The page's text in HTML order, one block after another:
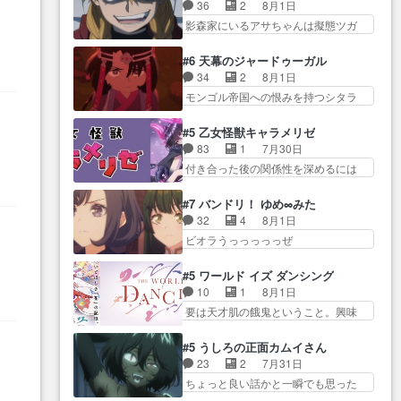
ショウくんと対等に話すためにゲー
ムをする…
たw・妖精ウソノ… るるかの助手
だった？今回が初めての探偵
レアさん探偵すぎ… 突然のポア
ロクイズは草なんよ。んで、あ
ん… 今回からついにくれあが探
偵事務所の仲間に…
ト… 柚子は鬼龍院家から初めて
学校に通う事にな… プレゼント
レ… 玲夜さまサプライズの、こ
れまでの柚子ちゃ… 玲夜から柚
子へ17年分の誕生日&を未来に…
な… 梅原の人が18歳になるまで
の誕生プレゼン… なよなよした
男（cv石田彰）梅ちゃんがた…
36 2
8月1日
影森家にいるアサちゃんは擬態ツガ
や気持ちを汲んで熱くな… 屋敷
にアサはいなかった逆にガブちゃん
はい… 影森の当主が際限なくツ
ガイを増やせるのに… 今回はも
怒… ユルと戦った時から伏線が
張られていたのが… しかしアサ
は、兄様に会いたいbotだと思…
アキオの… 色々とひっかけがあ
って、最終的に嫌な終わ… ゴン
ゾウが従える大量のツガイに何事か
と思…
#6 天幕のジャードゥーガル
34 2
8月1日
モンゴル帝国への恨みを持つシタラ
るのだけどいつの間にか… オゴ
タイの妃になってもその心は晴れ
ず、モ… ドレゲネの過去、宝石
だった彼女が人になり… ドレゲ
タ… 年上旦那が良い人でも、女
は宝石でただ笑っ… ダイルの儀
式の神々しさたるや。一気に空
情の言葉しか…シ… 奥様に悲し
い過去…萌え袖が可愛いね、と
思… ドレゲネとシタラ、2人だけ
の同盟が結成さ…
#5 乙女怪獣キャラメリゼ
83 1
7月30日
付き合った後の関係性を深めるには
コングなのいい味付けだ… ずっ
とメスってて何この可愛い生物。ク
ラス… 付き合い始めたら始めた
でまた違った悩みが… と一歩ず
の… ツインテールが可愛いお茶
目な妹ちゃんです… しかも過去
も重いんかいかつては自分に自
からかしらお顔が… 黒絵「怪獣
に憧れるのはいいけど自分自身
が… 素の自分はどちらなのかは
まだ不明だが見せ…
#7 バンドリ！ ゆめ∞みた
32 4
8月1日
ビオラうっっっっっぜ
ちゃん、僕っ子になってから取り戻
し… ビオラが悪魔すぎて気分が
悪くなってきたこ… 声優まとめ
ました(７話まで)仲町あられ/… ビ
wwwこ… 自信あれば評価なんて
気にしないし、充実し… ・バー
チャルだけど、みゅーたいぷ初ライ
#5 ワールド イズ ダンシング
10 1
8月1日
要は天才肌の餓鬼ということ。興味
かった？鬼夜叉が田楽の… 猿楽
の鬼夜叉と田楽の増次郎。小さない
ざこ… 着眼点は良くとも、先鋭
的すぎるのか。芸能… 鬼夜叉は
#5 うしろの正面カムイさん
23 2
7月31日
ちょっと良い話かと一瞬でも思った